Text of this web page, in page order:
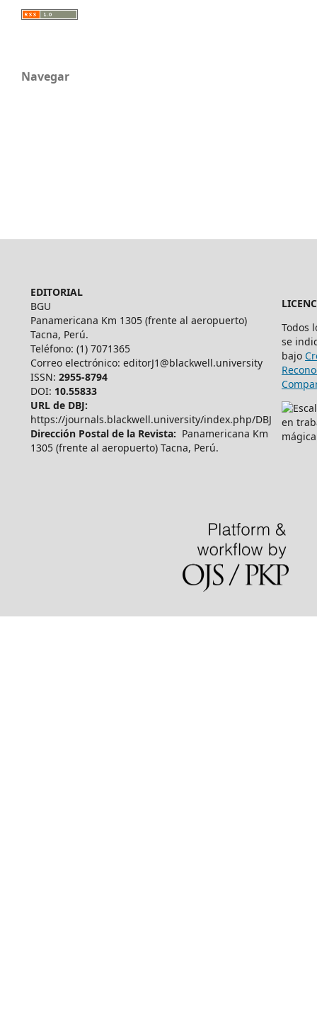
Navegar
EDITORIAL
BGU
Panamericana Km 1305 (frente al aeropuerto)
Tacna, Perú.
Teléfono: (1) 7071365
Correo electrónico: editorJ1@blackwell.university
ISSN: 2955-8794
DOI: 10.55833
URL de DBJ:
https://journals.blackwell.university/index.php/DBJ
Dirección Postal de la Revista: Panamericana Km
1305 (frente al aeropuerto) Tacna, Perú.
Todos
se
bajo